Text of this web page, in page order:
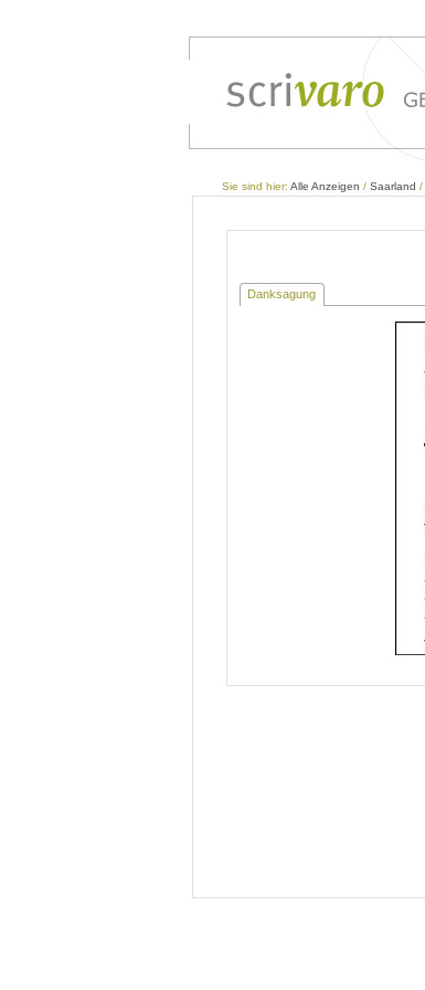
Sie sind hier: Alle Anzeigen / Saarland /
Danksagung